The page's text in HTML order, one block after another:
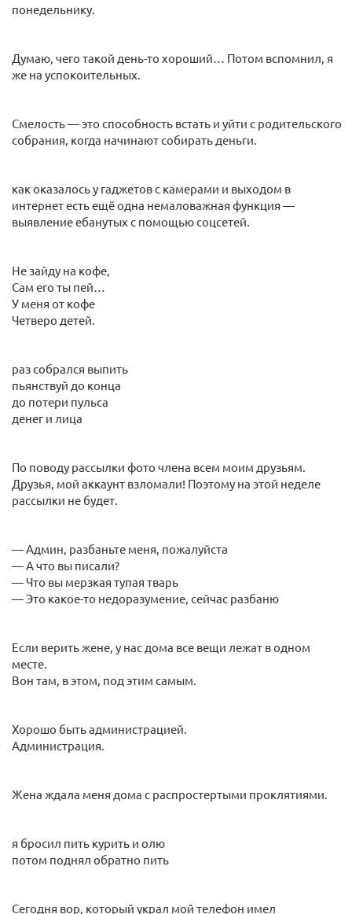
понедельнику.
Думаю, чего такой день-то хороший… Потом вспомнил, я
же на успокоительных.
Смелость — это способность встать и уйти с родительского
собрания, когда начинают собирать деньги.
как оказалось у гаджетов с камерами и выходом в
интернет есть ещё одна немаловажная функция —
выявление ебанутых с помощью соцсетей.
Не зайду на кофе,
Сам его ты пей…
У меня от кофе
Четверо детей.
раз собрался выпить
пьянствуй до конца
до потери пульса
денег и лица
По поводу рассылки фото члена всем моим друзьям.
Друзья, мой аккаунт взломали! Поэтому на этой неделе
рассылки не будет.
— Админ, разбаньте меня, пожалуйста
— А что вы писали?
— Что вы мерзкая тупая тварь
— Это какое-то недоразумение, сейчас разбаню
Если верить жене, у нас дома все вещи лежат в одном
месте.
Вон там, в этом, под этим самым.
Хорошо быть администрацией.
Администрация.
Жена ждала меня дома с распростертыми проклятиями.
я бросил пить курить и олю
потом поднял обратно пить
Сегодня вор, который украл мой телефон имел